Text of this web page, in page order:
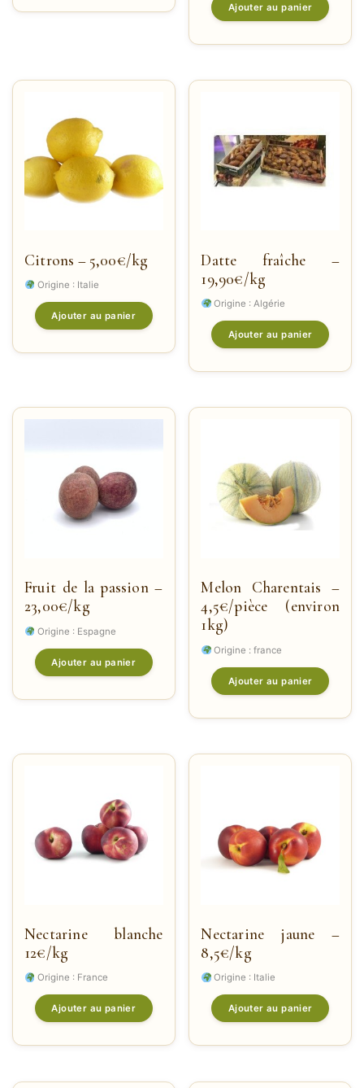
Ajouter au panier
Citrons – 5,00€/kg
Origine : Italie
Ajouter au panier
Datte fraîche –
19,90€/kg
Origine : Algérie
Ajouter au panier
Fruit de la passion –
23,00€/kg
Origine : Espagne
Ajouter au panier
Melon Charentais –
4,5€/pièce (environ
1kg)
Origine : france
Ajouter au panier
Nectarine blanche
12€/kg
Origine : France
Ajouter au panier
Nectarine jaune –
8,5€/kg
Origine : Italie
Ajouter au panier